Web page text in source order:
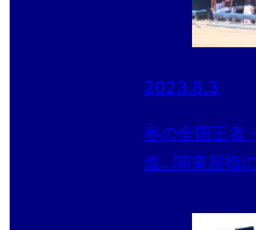
2023.8.3
春の全国王者
進…関東屈指